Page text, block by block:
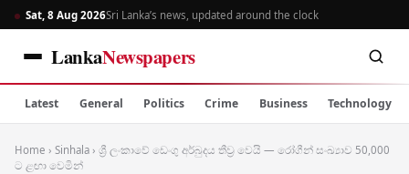
Sat, 8 Aug 2026Sri Lanka’s news, updated around the clock
LankaNewspapers
Latest General Politics Crime Business Technology
Home › Sinhala › ශ්‍රී ලංකාවේ ඩෙංගු අර්බුදය තීව්‍ර වෙයි — රෝගීන් සංඛ්‍යාව 50,000
ට ළඟා වෙමින්